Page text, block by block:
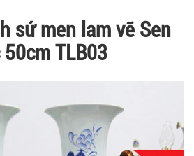
sứ men lam vẽ Sen
50cm TLB03